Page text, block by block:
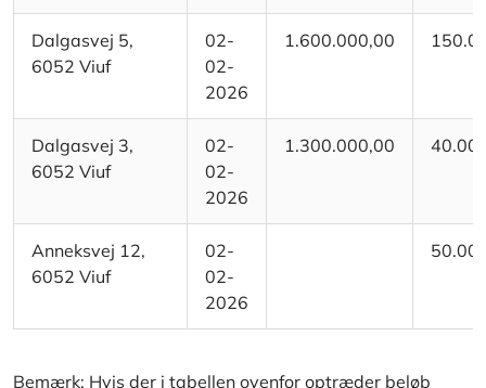
Dalgasvej 5,
6052 Viuf
02-
02-
2026
1.600.000,00
Dalgasvej 3,
6052 Viuf
02-
02-
2026
1.300.000,00
Anneksvej 12,
6052 Viuf
02-
02-
2026
Bemærk: Hvis der i tabellen ovenfor optræder beløb